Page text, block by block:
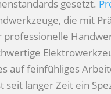
gesetzt.
die mit
professionelle
auf feinfühliges
seit langer Zeit ein